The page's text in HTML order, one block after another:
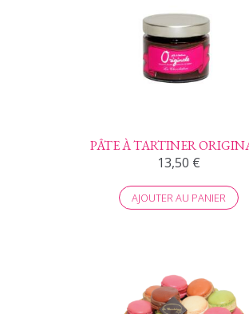
PÂTE À TARTINER
13,50 €
AJOUTER AU PANIER